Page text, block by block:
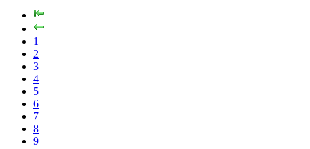
1
2
3
4
5
6
7
8
9